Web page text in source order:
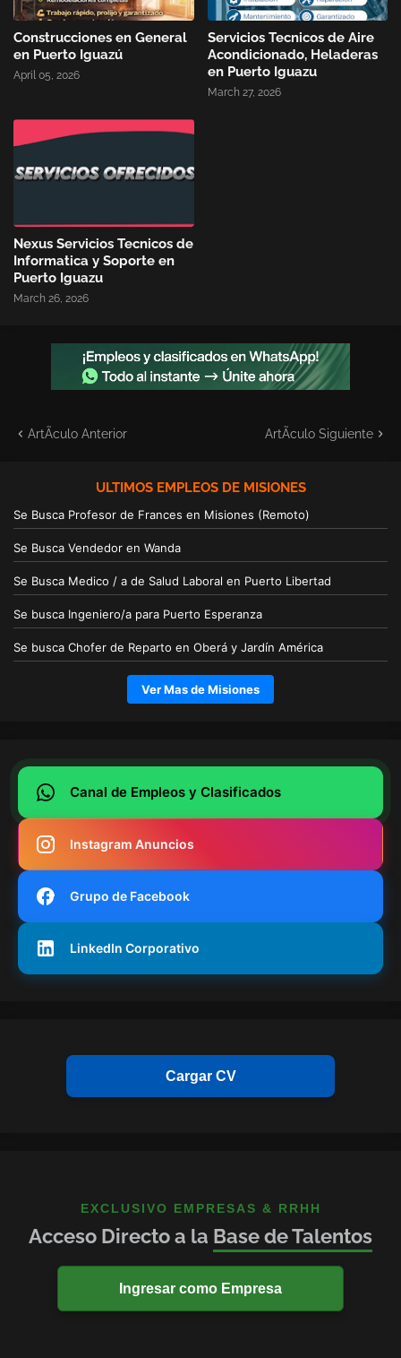
Construcciones en General
en Puerto Iguazú
April 05, 2026
Servicios Tecnicos de Aire
Acondicionado, Heladeras
en Puerto Iguazu
March 27, 2026
Nexus Servicios Tecnicos de
Informatica y Soporte en
Puerto Iguazu
March 26, 2026
ArtÃ­culo Anterior ArtÃ­culo Siguiente
ULTIMOS EMPLEOS DE MISIONES
Se Busca Profesor de Frances en Misiones (Remoto)
Se Busca Vendedor en Wanda
Se Busca Medico / a de Salud Laboral en Puerto Libertad
Se busca Ingeniero/a para Puerto Esperanza
Se busca Chofer de Reparto en Oberá y Jardín América
Ver Mas de Misiones
Canal de Empleos y Clasificados
Instagram Anuncios
Grupo de Facebook
LinkedIn Corporativo
Cargar CV
EXCLUSIVO EMPRESAS & RRHH
Acceso Directo a la Base de Talentos
Ingresar como Empresa